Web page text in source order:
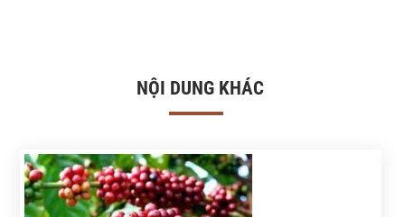
NỘI DUNG KHÁC